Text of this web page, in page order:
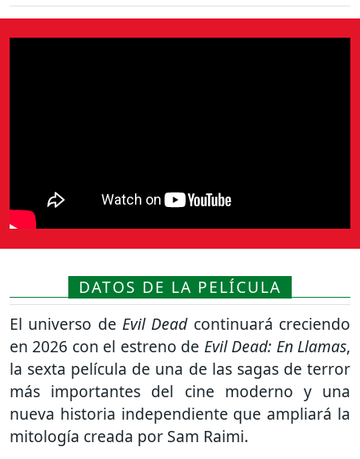
DATOS DE LA PELÍCULA
El universo de Evil Deadcontinuará creciendo
en 2026 con el estreno de Evil Dead: En Llamas,
la sexta película de una de las sagas de terror
más importantes del cine moderno y una
nueva historia independiente que ampliará la
mitología creada por Sam Raimi.